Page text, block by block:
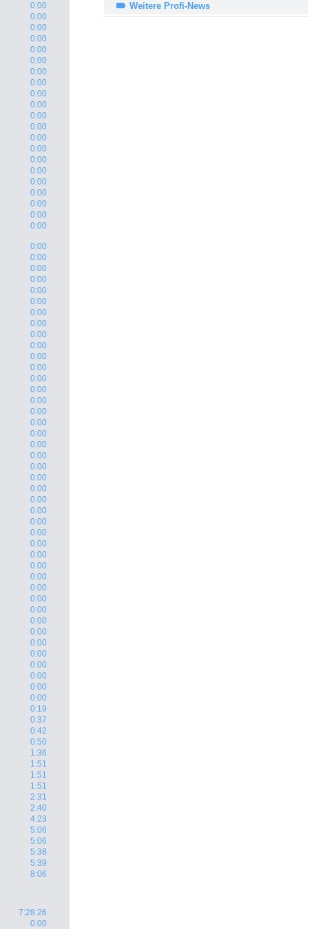
0:00
0:00
0:00
0:00
0:00
0:00
0:00
0:00
0:00
0:00
0:00
0:00
0:00
0:00
0:00
0:00
0:00
0:00
0:00
0:00
0:00
0:00
0:00
0:00
0:00
0:00
0:00
0:00
0:00
0:00
0:00
0:00
0:00
0:00
0:00
0:00
0:00
0:00
0:00
0:00
0:00
0:00
0:00
0:00
0:00
0:00
0:00
0:00
0:00
0:00
0:00
0:00
0:00
0:00
0:00
0:00
0:00
0:00
0:00
0:00
0:00
0:00
0:00
0:19
0:37
0:42
0:50
1:36
1:51
1:51
1:51
2:31
2:40
4:23
5:06
5:06
5:38
5:39
8:06
7:28:26
0:00
Weitere Profi-News